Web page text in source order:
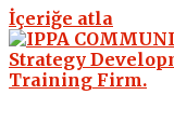
İçeriğe atla